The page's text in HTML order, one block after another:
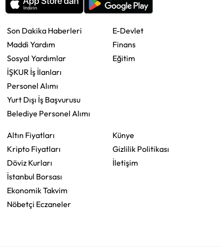
Son Dakika Haberleri
Maddi Yardım
Sosyal Yardımlar
İŞKUR İş İlanları
Personel Alımı
Yurt Dışı İş Başvurusu
Belediye Personel Alımı
E-Devlet
Finans
Eğitim
Altın Fiyatları
Kripto Fiyatları
Döviz Kurları
İstanbul Borsası
Ekonomik Takvim
Nöbetçi Eczaneler
Künye
Gizlilik Politikası
İletişim